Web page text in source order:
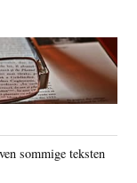
sommige teksten